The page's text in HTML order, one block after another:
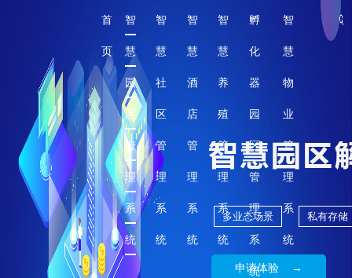
首
页
智
慧
园
区
管
理
系
统
智
慧
社
区
管
理
系
统
智
慧
酒
店
管
理
系
统
智
慧
养
殖
管
理
系
统
孵
化
器
园
区
管
理
系
统
智
慧
物
业
管
理
系
统
多业态场景 私有存储
申请体验 →